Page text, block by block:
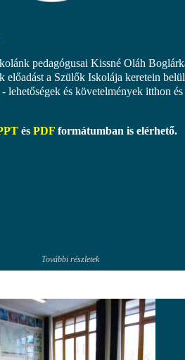
pedagógusai Kissné Oláh
előadást a Szülők Iskolája keretein belül
lehetőségek és követelmények itthon és
és PDF formátumban is elérhető.
További részletek